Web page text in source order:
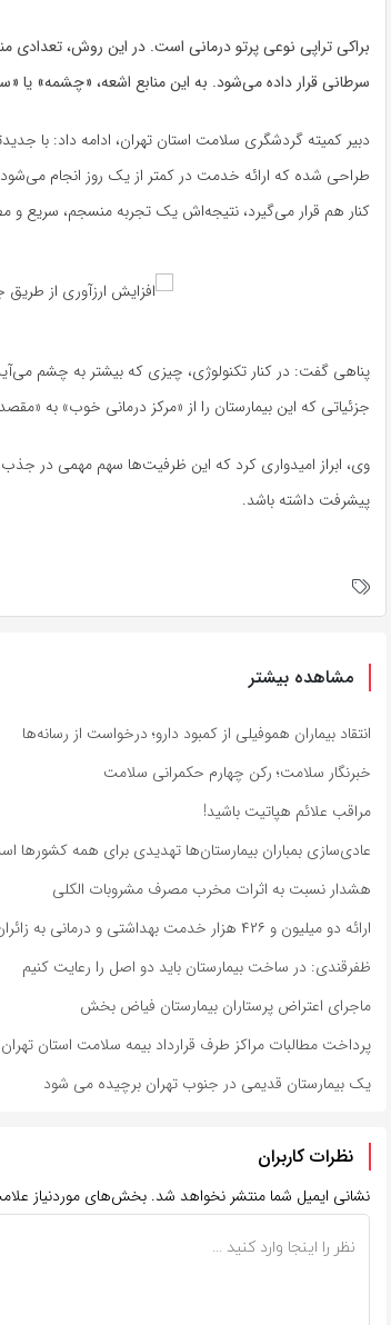
براکی تراپی نوعی پرتو درمانی است. در این روش، تعدادی
سرطانی قرار داده می‌شود. به این منابع اشعه، «چشمه» یا
دبیر کمیته گردشگری سلامت استان تهران، ادامه داد: با
طراحی شده که ارائه خدمت در کمتر از یک روز انجام
کنار هم قرار می‌گیرد، نتیجه‌اش یک تجربه منسجم، سریع و
پناهی گفت: در کنار تکنولوژی، چیزی که بیشتر به چشم
جزئیاتی که این بیمارستان را از «مرکز درمانی خوب» به
وی، ابراز امیدواری کرد که این ظرفیت‌ها سهم مهمی در جذب
پیشرفت داشته باشد.
مشاهده بیشتر
انتقاد بیماران هموفیلی از کمبود دارو؛ درخواست از رسانه‌ها
خبرنگار سلامت؛ رکن چهارم حکمرانی سلامت
مراقب علائم هپاتیت باشید!
عادی‌سازی بمباران بیمارستان‌ها تهدیدی برای همه کشورها
هشدار نسبت به اثرات مخرب مصرف مشروبات الکلی
ارائه دو میلیون و ۴۲۶ هزار خدمت بهداشتی و درمانی به زائران
ظفرقندی: در ساخت بیمارستان باید دو اصل را رعایت کنیم
ماجرای اعتراض پرستاران بیمارستان فیاض بخش
پرداخت مطالبات مراکز طرف قرارداد بیمه سلامت استان تهران
یک بیمارستان قدیمی در جنوب تهران برچیده می شود
نظرات کاربران
نشانی ایمیل شما منتشر نخواهد شد. بخش‌های موردنیاز